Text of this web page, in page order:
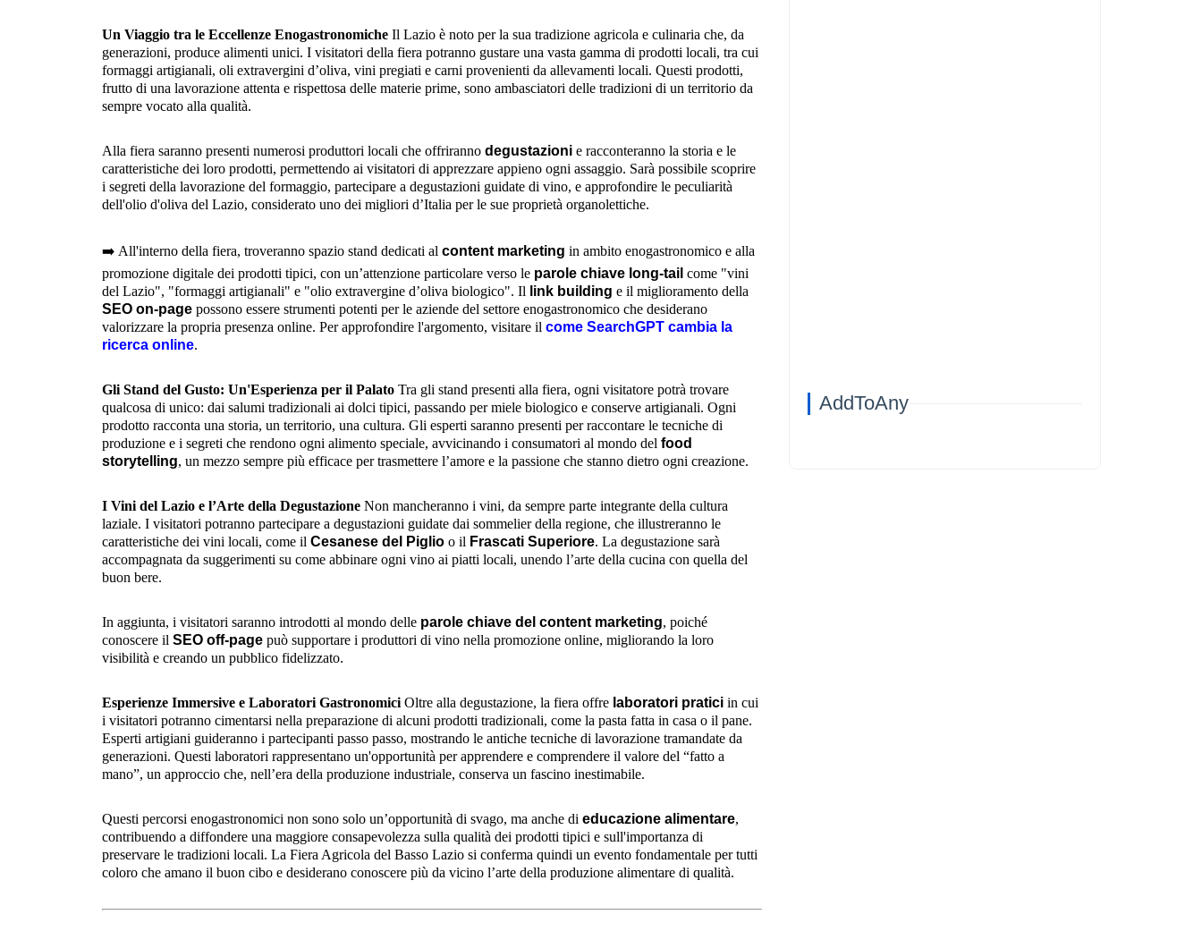
Un Viaggio tra le Eccellenze EnogastronomicheIl Lazio è noto per la sua tradizione agricola e culinaria che, da
generazioni, produce alimenti unici. I visitatori della fiera potranno gustare una vasta gamma di prodotti locali, tra cui
formaggi artigianali, oli extravergini d’oliva, vini pregiati e carni provenienti da allevamenti locali. Questi prodotti,
frutto di una lavorazione attenta e rispettosa delle materie prime, sono ambasciatori delle tradizioni di un territorio da
sempre vocato alla qualità.
Alla fiera saranno presenti numerosi produttori locali che offriranno degustazionie racconteranno la storia e le
caratteristiche dei loro prodotti, permettendo ai visitatori di apprezzare appieno ogni assaggio. Sarà possibile scoprire
i segreti della lavorazione del formaggio, partecipare a degustazioni guidate di vino, e approfondire le peculiarità
dell'olio d'oliva del Lazio, considerato uno dei migliori d’Italia per le sue proprietà organolettiche.
➡️ All'interno della fiera, troveranno spazio stand dedicati al content marketing in ambito enogastronomico e alla
promozione digitale dei prodotti tipici, con un’attenzione particolare verso le parole chiave long-tail come "vini
del Lazio", "formaggi artigianali" e "olio extravergine d’oliva biologico". Il link building e il miglioramento della
SEO on-pagepossono essere strumenti potenti per le aziende del settore enogastronomico che desiderano
valorizzare la propria presenza online. Per approfondire l'argomento, visitare il come SearchGPT cambia la
ricerca online.
Gli Stand del Gusto: Un'Esperienza per il PalatoTra gli stand presenti alla fiera, ogni visitatore potrà trovare
qualcosa di unico: dai salumi tradizionali ai dolci tipici, passando per miele biologico e conserve artigianali. Ogni
prodotto racconta una storia, un territorio, una cultura. Gli esperti saranno presenti per raccontare le tecniche di
produzione e i segreti che rendono ogni alimento speciale, avvicinando i consumatori al mondo del food
storytelling, un mezzo sempre più efficace per trasmettere l’amore e la passione che stanno dietro ogni creazione.
I Vini del Lazio e l’Arte della DegustazioneNon mancheranno i vini, da sempre parte integrante della cultura
laziale. I visitatori potranno partecipare a degustazioni guidate dai sommelier della regione, che illustreranno le
caratteristiche dei vini locali, come il Cesanese del Piglioo il Frascati Superiore. La degustazione sarà
accompagnata da suggerimenti su come abbinare ogni vino ai piatti locali, unendo l’arte della cucina con quella del
buon bere.
In aggiunta, i visitatori saranno introdotti al mondo delle parole chiave del content marketing, poiché
conoscere il SEO off-pagepuò supportare i produttori di vino nella promozione online, migliorando la loro
visibilità e creando un pubblico fidelizzato.
Esperienze Immersive e Laboratori GastronomiciOltre alla degustazione, la fiera offre laboratori praticiin cui
i visitatori potranno cimentarsi nella preparazione di alcuni prodotti tradizionali, come la pasta fatta in casa o il pane.
Esperti artigiani guideranno i partecipanti passo passo, mostrando le antiche tecniche di lavorazione tramandate da
generazioni. Questi laboratori rappresentano un'opportunità per apprendere e comprendere il valore del “fatto a
mano”, un approccio che, nell’era della produzione industriale, conserva un fascino inestimabile.
Questi percorsi enogastronomici non sono solo un’opportunità di svago, ma anche di educazione alimentare,
contribuendo a diffondere una maggiore consapevolezza sulla qualità dei prodotti tipici e sull'importanza di
preservare le tradizioni locali. La Fiera Agricola del Basso Lazio si conferma quindi un evento fondamentale per tutti
coloro che amano il buon cibo e desiderano conoscere più da vicino l’arte della produzione alimentare di qualità.
AddToAny